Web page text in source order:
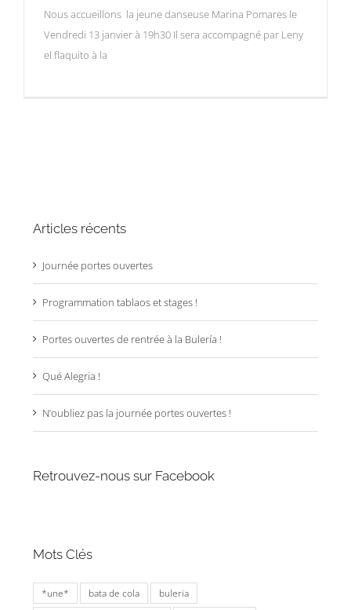
Nous accueillons la jeune danseuse Marina Pomares le
Vendredi 13 janvier à 19h30 Il sera accompagné par Leny
el flaquito à la
Articles récents
Journée portes ouvertes
Programmation tablaos et stages !
Portes ouvertes de rentrée à la Bulería !
Qué Alegria !
N’oubliez pas la journée portes ouvertes !
Retrouvez-nous sur Facebook
Mots Clés
*une* bata de cola
buleria